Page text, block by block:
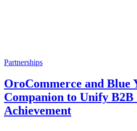
Partnerships
OroCommerce and Blue
Companion to Unify B2B
Achievement